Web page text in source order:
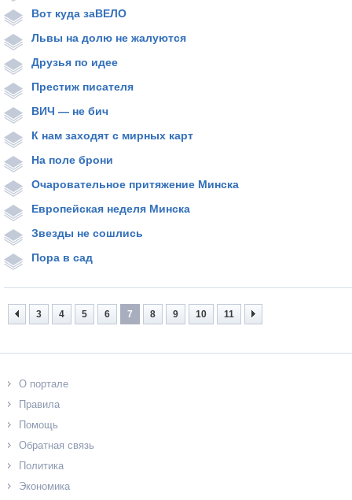
Вот куда заВЕЛО
Львы на долю не жалуются
Друзья по идее
Престиж писателя
ВИЧ — не бич
К нам заходят с мирных карт
На поле брони
Очаровательное притяжение Минска
Европейская неделя Минска
Звезды не сошлись
Пора в сад
3 4 5 6 7 8 9 10 11
О портале
Правила
Помощь
Обратная связь
Политика
Экономика